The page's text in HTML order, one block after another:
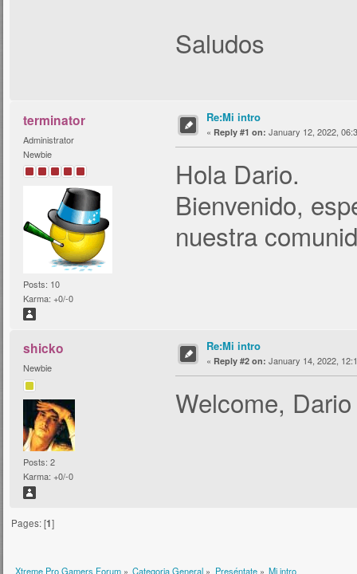
Saludos
terminator
Administrator
Newbie
Posts: 10
Karma: +0/-0
Re:Mi intro
« Reply #1 on: January 12, 2022,
Hola Dario.
Bienvenido,
nuestra
shicko
Newbie
Posts: 2
Karma: +0/-0
Re:Mi intro
« Reply #2 on: January 14, 2022,
Welcome,
Pages: [1]
Xtreme Pro Gamers Forum» Categoria General » Preséntate» Mi intro